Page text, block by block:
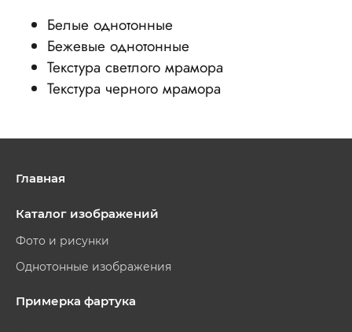
Белые однотонные
Бежевые однотонные
Текстура светлого мрамора
Текстура черного мрамора
Главная
Каталог изображений
Фото и рисунки
Однотонные изображения
Примерка фартука